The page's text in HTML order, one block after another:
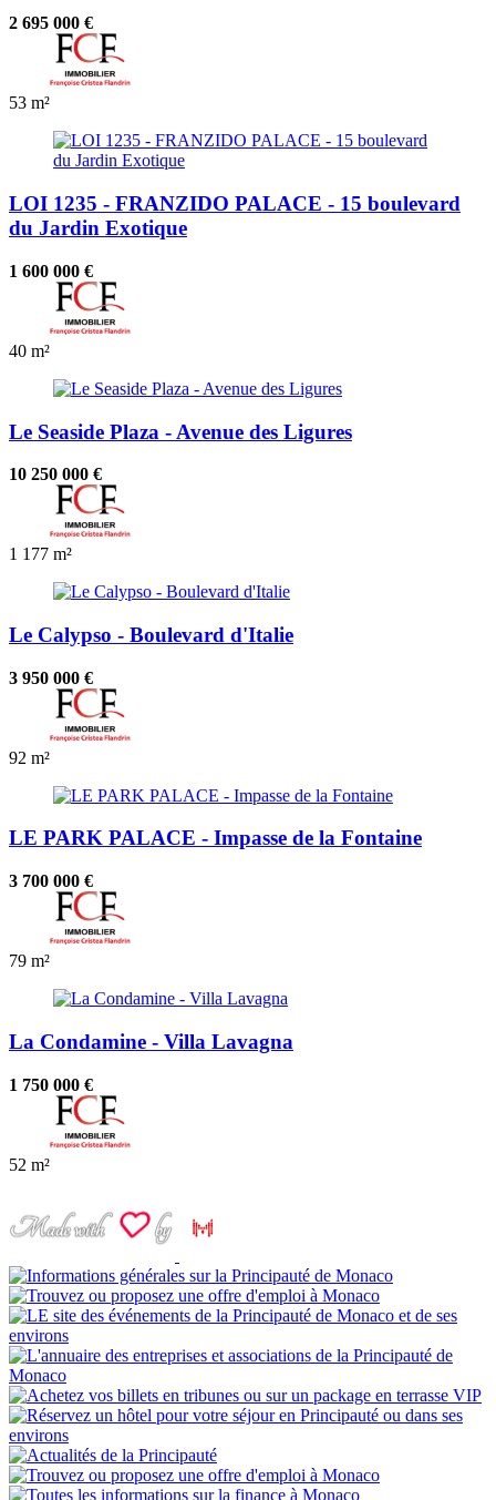
2 695 000 €
53 m²
LOI 1235 - FRANZIDO PALACE - 15 boulevard
du Jardin Exotique
1 600 000 €
40 m²
Le Seaside Plaza - Avenue des Ligures
10 250 000 €
1 177 m²
Le Calypso - Boulevard d'Italie
3 950 000 €
92 m²
LE PARK PALACE - Impasse de la Fontaine
3 700 000 €
79 m²
La Condamine - Villa Lavagna
1 750 000 €
52 m²